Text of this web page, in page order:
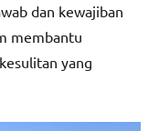
dan kewajiban
membantu
yang